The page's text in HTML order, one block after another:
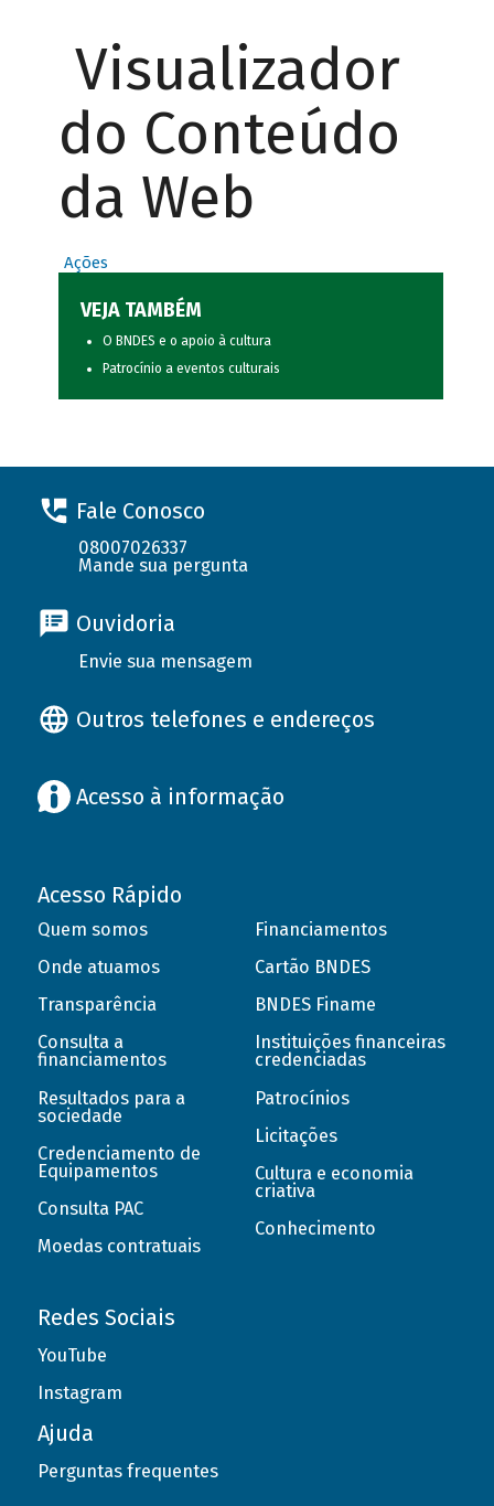
Visualizador
do Conteúdo
da Web
Ações
VEJA TAMBÉM
O BNDES e o apoio à cultura
Patrocínio a eventos culturais
Fale Conosco
08007026337
Mande sua pergunta
Ouvidoria
Envie sua mensagem
Outros telefones e endereços
Acesso à informação
Acesso Rápido
Quem somos
Onde atuamos
Transparência
Consulta a
financiamentos
Resultados para a
sociedade
Credenciamento de
Equipamentos
Consulta PAC
Moedas contratuais
Financiamentos
Cartão BNDES
BNDES Finame
Instituições financeiras
credenciadas
Patrocínios
Licitações
Cultura e economia
criativa
Conhecimento
Redes Sociais
YouTube
Instagram
Ajuda
Perguntas frequentes